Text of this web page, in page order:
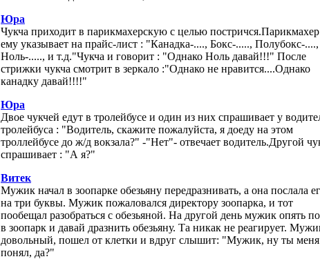
Юра
Чукча приходит в парикмахерскую с целью постричся.Парикмахер
ему указывает на прайс-лист : "Канадка-...., Бокс-....., Полубокс-....,
Ноль-....., и т.д."Чукча и говорит : "Однако Ноль давай!!!" После
стрижки чукча смотрит в зеркало :"Однако не нравится....Однако
канадку давай!!!!"
Юра
Двое чукчей едут в тролейбусе и один из них спрашивает у
тролейбуса : "Водитель, скажите пожалуйста, я доеду на этом
троллейбусе до ж/д вокзала?" -"Нет"- отвечает водитель.Другой
спрашивает : "А я?"
Витек
Мужик начал в зоопарке обезьяну передразнивать, а она послала
на три буквы. Мужик пожаловался директору зоопарка, и тот
пообещал разобраться с обезьяной. На другой день мужик опять
в зоопарк и давай дразнить обезьяну. Та никак не реагирует.
довольный, пошел от клетки и вдруг слышит: "Мужик, ну ты меня
понял, да?"